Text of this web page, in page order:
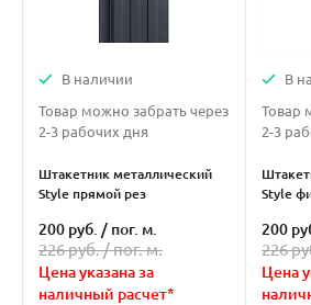
В наличии
Товар можно забрать через
2-3 рабочих дня
Штакетник металлический
Style прямой рез
200 руб. / пог. м.
226 руб. /пог. м.
Цена указана за
наличный расчет*
В
Товар
2-3
Style
200
226
Цена